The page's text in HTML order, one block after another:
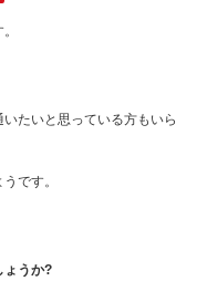
たいと思っている方もいら
です。
ょうか?